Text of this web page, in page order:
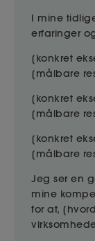
I mine
erfaringer
[konkret
[målbare
[konkret
[målbare
[konkret
[målbare
Jeg ser en
mine
for at,